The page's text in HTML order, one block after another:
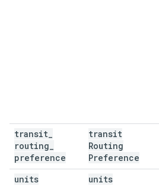
transit
routing
preference
transit
Routing
Preference
units units